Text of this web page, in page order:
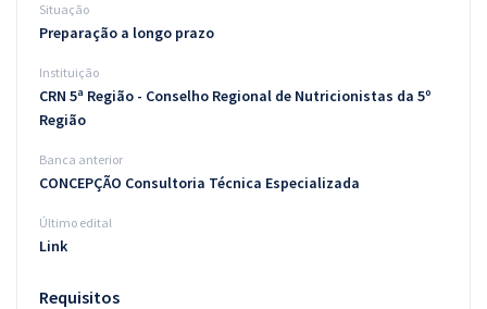
Conteúdo gratuito
Blog
Aprovados
Atendimento
Situação
Preparação a longo prazo
Instituição
CRN 5ª Região - Conselho Regional de Nutricionistas da 5º
Região
Banca anterior
CONCEPÇÃO Consultoria Técnica Especializada
Último edital
Link
Requisitos